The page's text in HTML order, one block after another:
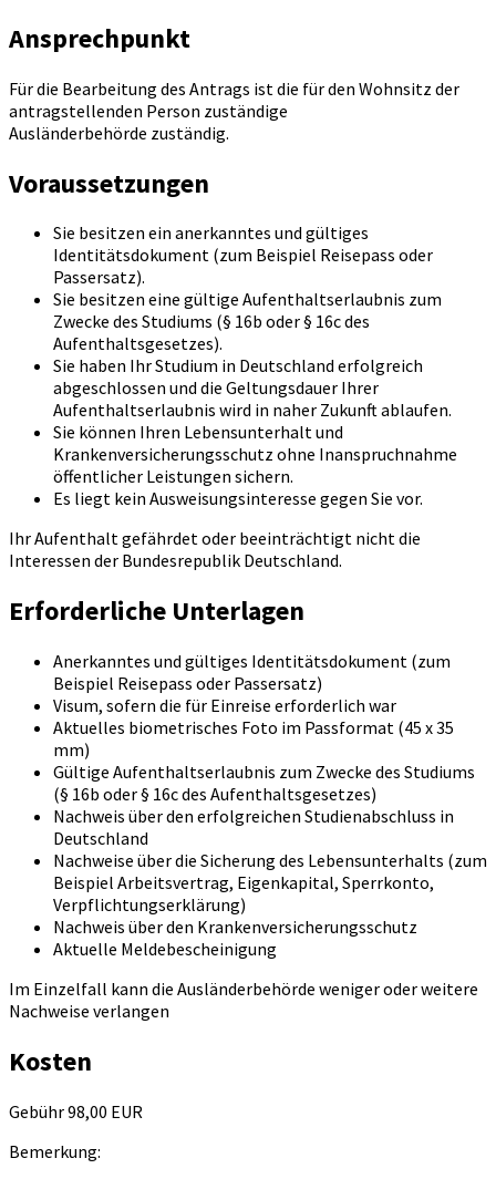
Ansprechpunkt
Für die Bearbeitung des Antrags ist die für den Wohnsitz der
antragstellenden Person zuständige
Ausländerbehörde zuständig.
Voraussetzungen
Sie besitzen ein anerkanntes und gültiges
Identitätsdokument (zum Beispiel Reisepass oder
Passersatz).
Sie besitzen eine gültige Aufenthaltserlaubnis zum
Zwecke des Studiums (§ 16b oder § 16c des
Aufenthaltsgesetzes).
Sie haben Ihr Studium in Deutschland erfolgreich
abgeschlossen und die Geltungsdauer Ihrer
Aufenthaltserlaubnis wird in naher Zukunft ablaufen.
Sie können Ihren Lebensunterhalt und
Krankenversicherungsschutz ohne Inanspruchnahme
öffentlicher Leistungen sichern.
Es liegt kein Ausweisungsinteresse gegen Sie vor.
Ihr Aufenthalt gefährdet oder beeinträchtigt nicht die
Interessen der Bundesrepublik Deutschland.
Erforderliche Unterlagen
Anerkanntes und gültiges Identitätsdokument (zum
Beispiel Reisepass oder Passersatz)
Visum, sofern die für Einreise erforderlich war
Aktuelles biometrisches Foto im Passformat (45 x 35
mm)
Gültige Aufenthaltserlaubnis zum Zwecke des Studiums
(§ 16b oder § 16c des Aufenthaltsgesetzes)
Nachweis über den erfolgreichen Studienabschluss in
Deutschland
Nachweise über die Sicherung des Lebensunterhalts (zum
Beispiel Arbeitsvertrag, Eigenkapital, Sperrkonto,
Verpflichtungserklärung)
Nachweis über den Krankenversicherungsschutz
Aktuelle Meldebescheinigung
Im Einzelfall kann die Ausländerbehörde weniger oder weitere
Nachweise verlangen
Kosten
Gebühr 98,00 EUR
Bemerkung: